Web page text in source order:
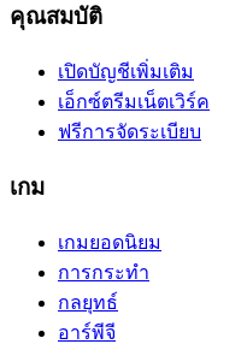
คุณสมบัติ
เปิดบัญชีเพิ่มเติม
เอ็กซ์ตรีมเน็ตเวิร์ค
ฟรีการจัดระเบียบ
เกม
เกมยอดนิยม
การกระทำ
กลยุทธ์
อาร์พีจี